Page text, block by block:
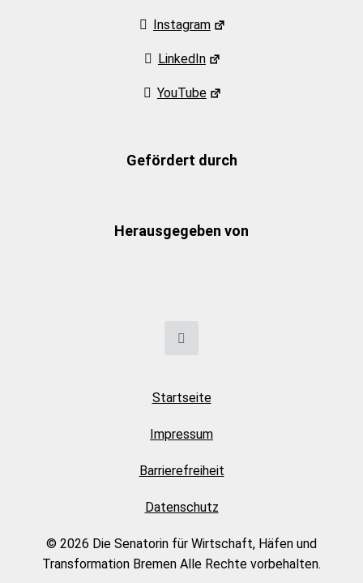
Instagram
LinkedIn
YouTube
Gefördert durch
Herausgegeben von
Startseite
Impressum
Barrierefreiheit
Datenschutz
© 2026 Die Senatorin für Wirtschaft, Häfen und
Transformation Bremen Alle Rechte vorbehalten.